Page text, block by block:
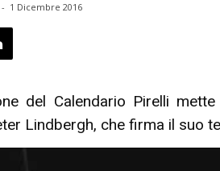
- 1 Dicembre 2016
del Calendario Pirelli
Lindbergh, che firma il suo